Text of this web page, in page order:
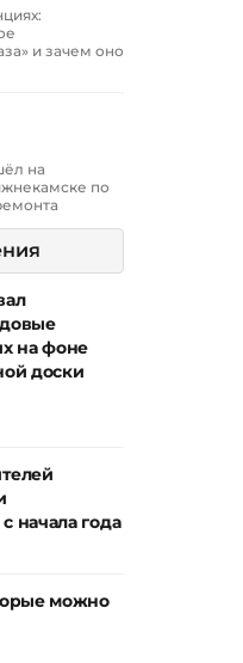
и зачем оно
на
по
на фоне
доски
начала года
можно